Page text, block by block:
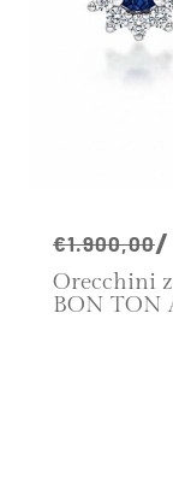
€1.900,00
Orecchini
BON TON